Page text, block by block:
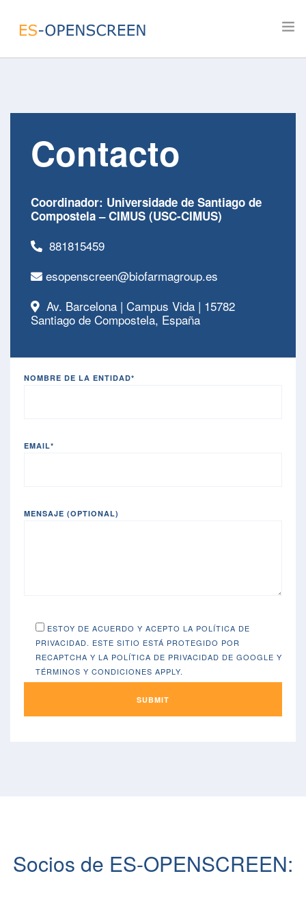
Quimioteca
Observatorio
Publicaciones
Contacto
Coordinador: Universidade de Santiago de
Compostela – CIMUS (USC-CIMUS)
881815459
esopenscreen@biofarmagroup.es
Av. Barcelona | Campus Vida | 15782
Santiago de Compostela, España
NOMBRE DE LA ENTIDAD*
EMAIL*
MENSAJE (OPTIONAL)
ESTOY DE ACUERDO Y ACEPTO LA POLÍTICA DE
PRIVACIDAD. ESTE SITIO ESTÁ PROTEGIDO POR
RECAPTCHA Y LA POLÍTICA DE PRIVACIDAD DE GOOGLE Y
TÉRMINOS Y CONDICIONES APPLY.
Socios de ES-OPENSCREEN: